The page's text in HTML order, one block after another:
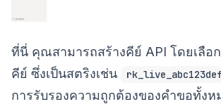
ที่นี่ คุณสามารถสร้างคีย์ API โดยเลือ
คีย์ ซึ่งเป็นสตริงเช่น
การรับรองความถูกต้องของคำขอทั้งห